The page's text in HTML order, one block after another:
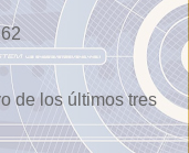
62
de los últimos tres